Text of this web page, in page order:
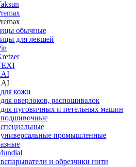
обычные
для левшей
кожи
оверлоков, распошивалок
пуговичных и петельных машин
промышленные
и обрезчики нити